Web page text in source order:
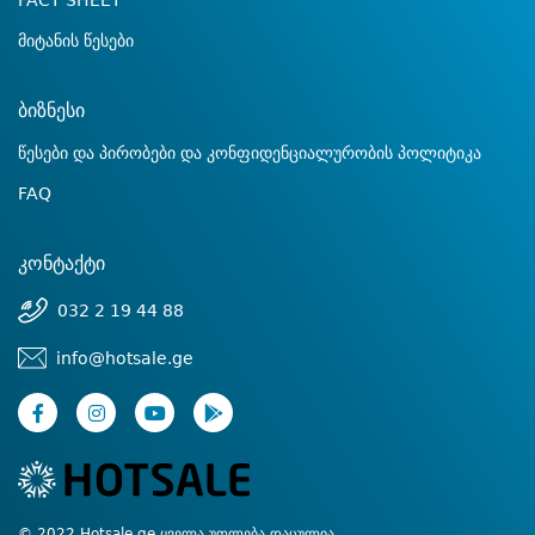
მიტანის წესები
ბიზნესი
წესები და პირობები და კონფიდენციალურობის პოლიტიკა
FAQ
კონტაქტი
032 2 19 44 88
info@hotsale.ge